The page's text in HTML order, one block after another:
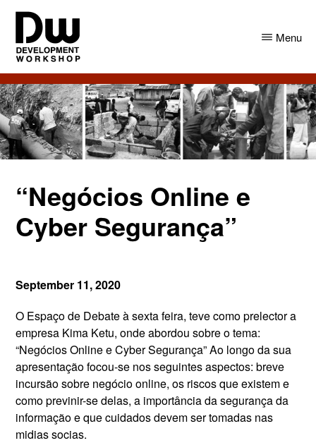
Skip
main
content
Skip
primary
sidebar
DW
Angola
Development
Workshop
Angola
Menu
“Negócios Online e
Cyber Segurança”
September 11, 2020
O Espaço de Debate à sexta feira, teve como prelector a
empresa Kima Ketu, onde abordou sobre o tema:
“Negócios Online e Cyber Segurança” Ao longo da sua
apresentação focou-se nos seguintes aspectos: breve
incursão sobre negócio online, os riscos que existem e
como previnir-se delas, a importância da segurança da
informação e que cuidados devem ser tomadas nas
midias socias.